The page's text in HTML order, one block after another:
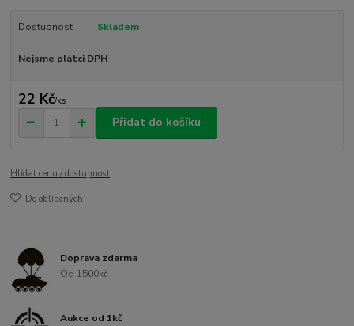
Dostupnost Skladem
Nejsme plátci DPH
22 Kč/ks
Přidat do košíku
Hlídat cenu / dostupnost
Do oblíbených
Doprava zdarma
Od 1500kč
Aukce od 1kč